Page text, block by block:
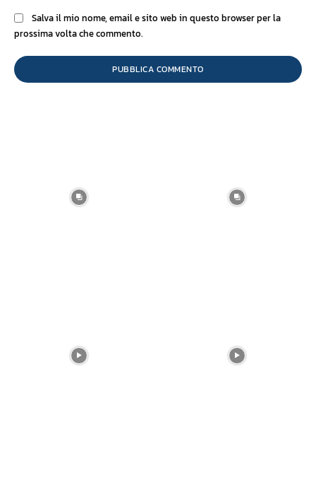
Salva il mio nome, email e sito web in questo browser per la
prossima volta che commento.